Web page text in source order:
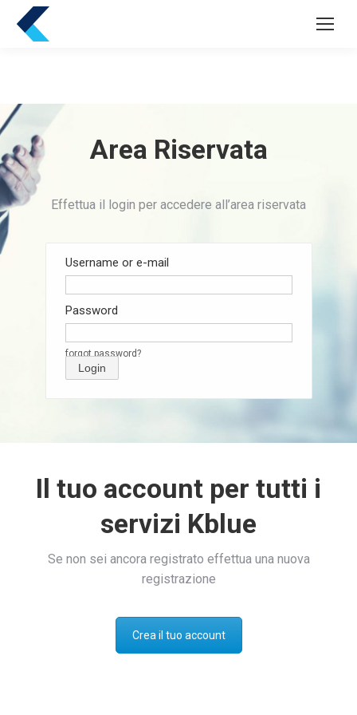
Area Riservata
Effettua il login per accedere all’area riservata
Username or e-mail
Password
forgot password?
Login
Il tuo account per tutti i
servizi Kblue
Se non sei ancora registrato effettua una nuova
registrazione
Crea il tuo account